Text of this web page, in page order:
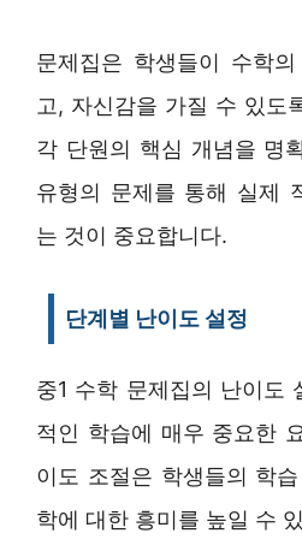
문제집은 학생들이 수학
고, 자신감을 가질 수 있도
각 단원의 핵심 개념을 명
유형의 문제를 통해 실제
는 것이 중요합니다.
단계별 난이도 설정
중1 수학 문제집의 난이도
적인 학습에 매우 중요한
이도 조절은 학생들의 학
학에 대한 흥미를 높일 수